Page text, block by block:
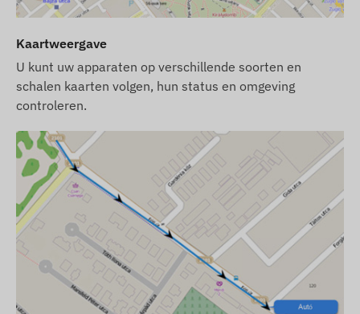
Netwerktechnologie en toekomstbestendigheid
(2G vs 4G):
klassieke
aankoop of het 2G-netwerk beschikbaar is in uw
beoogde gebied en bij uw serviceprovider. In
providers is de uitfasering van 2G-technologie al
aan de gang.
Als u op zoek bent naar een
langetermijn- en betrouwbare oplossing voor
internationaal gebruik, raden we aan om te kiezen
voor onze moderne4G (LTE)
-apparaten, die een
betere dekking en snellere datacommunicatie
bieden.
Wij streven ernaar de gegevens en afbeeldingen
op de website voortdurend bij te werken en de
Kaartweergave
U kunt uw apparaten op verschillende soorten en
schalen kaarten volgen, hun status en omgeving
controleren.